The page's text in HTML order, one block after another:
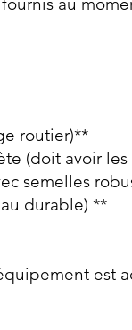
routier)**
(doit avoir
semelles
durable) **
est